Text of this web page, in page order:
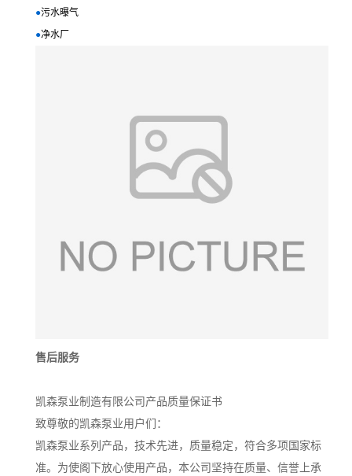
●污水曝气
●净水厂
售后服务
凯森泵业制造有限公司产品质量保证书
致尊敬的凯森泵业用户们：
凯森泵业系列产品，技术先进，质量稳定，符合多项国家标
准。为使阁下放心使用产品，本公司坚持在质量、信誉上承